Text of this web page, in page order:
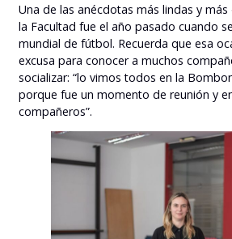
Una de las anécdotas más lindas y
la Facultad fue el año pasado cuando
mundial de fútbol. Recuerda que esa
excusa para conocer a muchos
socializar: “lo vimos todos en la
porque fue un momento de reunión y
compañeros”.